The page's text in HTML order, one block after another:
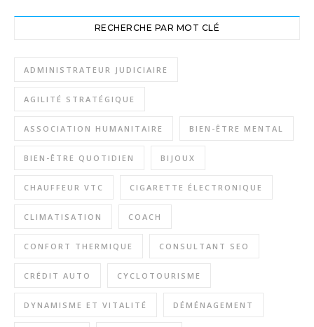
RECHERCHE PAR MOT CLÉ
ADMINISTRATEUR JUDICIAIRE
AGILITÉ STRATÉGIQUE
ASSOCIATION HUMANITAIRE BIEN-ÊTRE MENTAL
BIEN-ÊTRE QUOTIDIEN BIJOUX
CHAUFFEUR VTC CIGARETTE ÉLECTRONIQUE
CLIMATISATION COACH
CONFORT THERMIQUE CONSULTANT SEO
CRÉDIT AUTO CYCLOTOURISME
DYNAMISME ET VITALITÉ DÉMÉNAGEMENT